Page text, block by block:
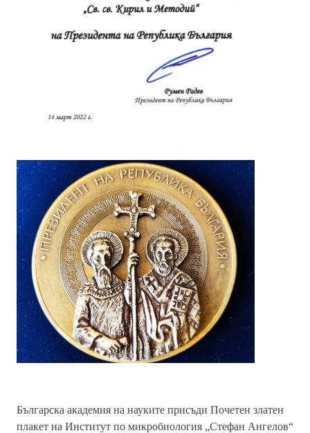
Българска академия на науките присъди Почетен златен
плакет на Институт по микробиология „Стефан Ангелов“